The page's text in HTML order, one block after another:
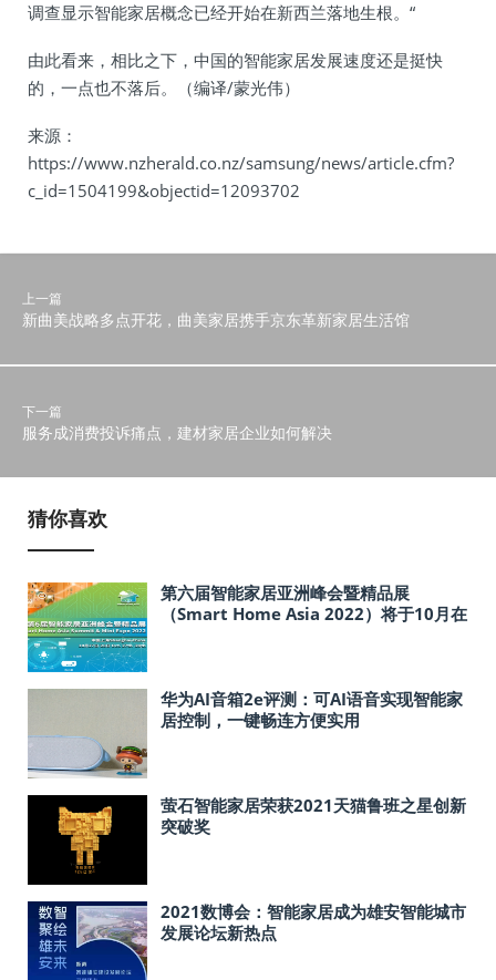
调查显示智能家居概念已经开始在新西兰落地生根。“
由此看来，相比之下，中国的智能家居发展速度还是挺快
的，一点也不落后。（编译/蒙光伟）
来源：
https://www.nzherald.co.nz/samsung/news/article.cfm?
c_id=1504199&objectid=12093702
上一篇
新曲美战略多点开花，曲美家居携手京东革新家居生活馆
下一篇
服务成消费投诉痛点，建材家居企业如何解决
猜你喜欢
第六届智能家居亚洲峰会暨精品展
（Smart Home Asia 2022）将于10月在
华为AI音箱2e评测：可AI语音实现智能家
居控制，一键畅连方便实用
萤石智能家居荣获2021天猫鲁班之星创新
突破奖
2021数博会：智能家居成为雄安智能城市
发展论坛新热点